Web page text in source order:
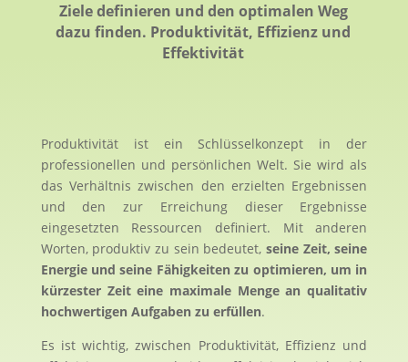
Ziele definieren und den optimalen Weg
dazu finden. Produktivität, Effizienz und
Effektivität
Produktivität ist ein Schlüsselkonzept in der
professionellen und persönlichen Welt. Sie wird als
das Verhältnis zwischen den erzielten Ergebnissen
und den zur Erreichung dieser Ergebnisse
eingesetzten Ressourcen definiert. Mit anderen
Worten, produktiv zu sein bedeutet, seine Zeit, seine
Energie und seine Fähigkeiten zu optimieren, um in
kürzester Zeit eine maximale Menge an qualitativ
hochwertigen Aufgaben zu erfüllen.
Es ist wichtig, zwischen Produktivität, Effizienz und